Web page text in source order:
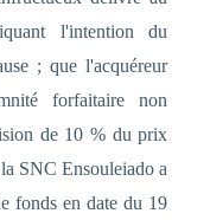
l'intention du
; que l'acquéreur
forfaitaire non
de 10 % du prix
SNC Ensouleiado a
fonds en date du 19